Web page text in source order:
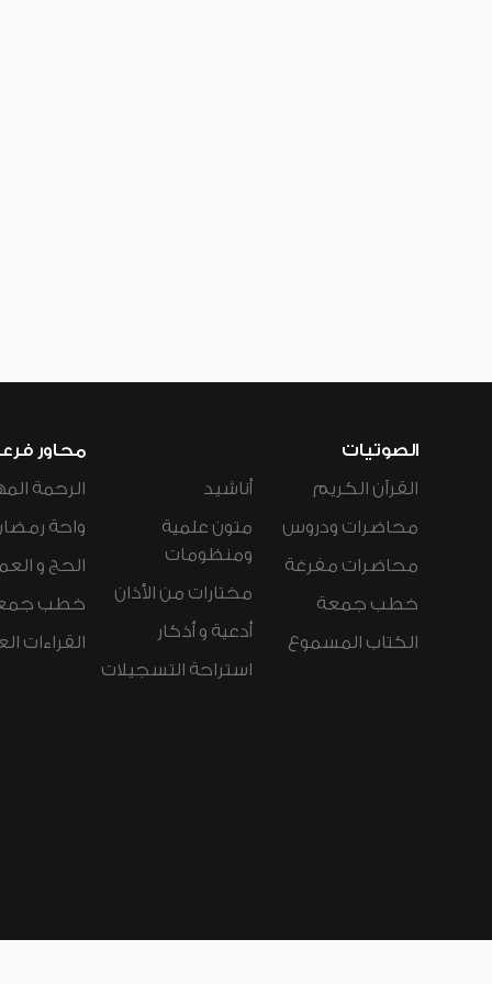
الصوتيات
القرآن الكريم
محاضرات ودروس
محاضرات مفرغة
خطب جمعة
الكتاب المسموع
أناشيد
متون علمية
ومنظومات
مختارات من الأذان
أدعية و أذكار
استراحة التسجيلات
محاور
الرحمة
واحة
الحج و
خطب
القراءات